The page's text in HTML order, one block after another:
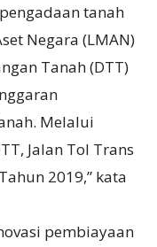
tanah
Negara (LMAN)
Tanah (DTT)
Melalui
Jalan Tol Trans
2019,” kata
pembiayaan